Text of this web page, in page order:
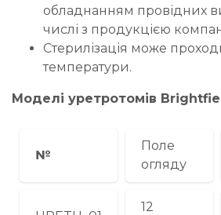
обладнанням провідних
числі з продукцією
Стерилізація може
температури.
Моделі уретротомів
№
Поле
огляду
12